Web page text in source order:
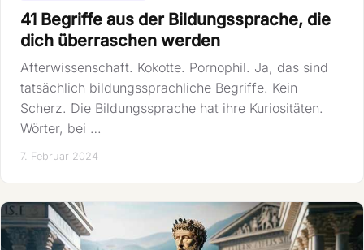
41 Begriffe aus der Bildungssprache, die
dich überraschen werden
Afterwissenschaft. Kokotte. Pornophil. Ja, das sind
tatsächlich bildungssprachliche Begriffe. Kein
Scherz. Die Bildungssprache hat ihre Kuriositäten.
Wörter, bei …
7. Februar 2024